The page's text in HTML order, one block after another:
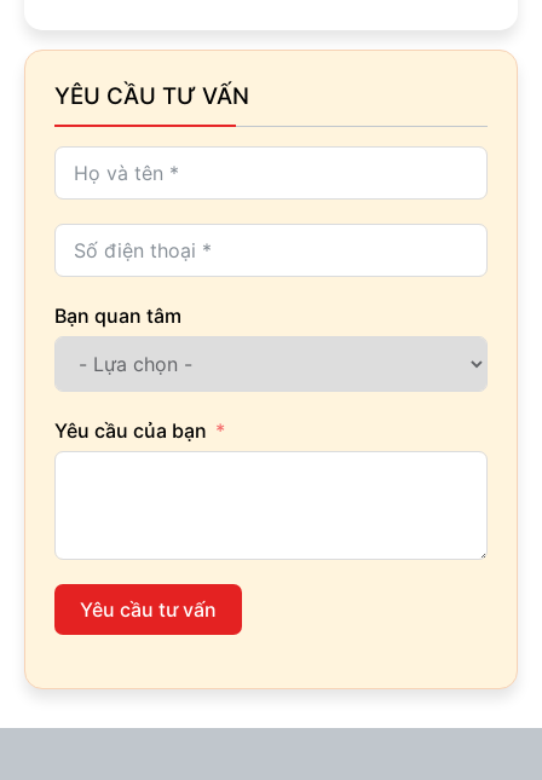
YÊU CẦU TƯ VẤN
Bạn quan tâm
Yêu cầu của bạn
Yêu cầu tư vấn